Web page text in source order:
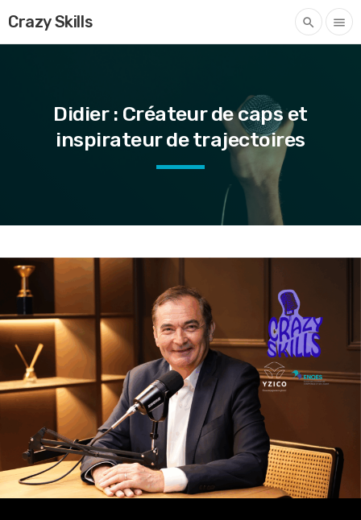
Crazy Skills search menu
Didier : Créateur de caps et
inspirateur de trajectoires